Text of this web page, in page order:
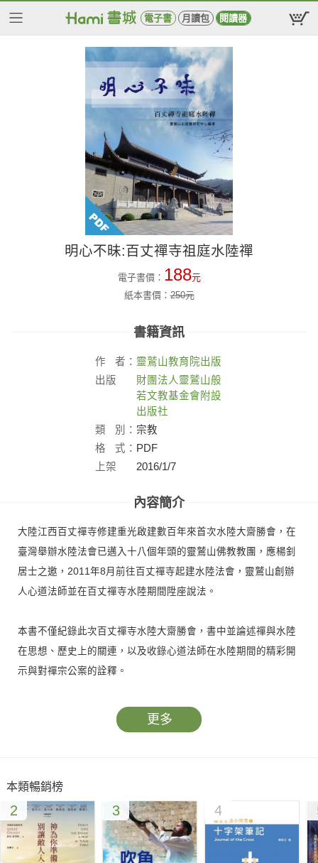
電子書 月讀包 閱讀器
明心不昧:百丈禪寺祖庭水陸禪
電子書價： 188元
紙本書價：250元
書籍資訊
作 者： 靈鷲山教育院出版
出版
財團法人靈鷲山般
若文教基金會附設
出版社
類
別： 宗教
格
式： PDF
上架
2016/1/7
內容簡介
大陸江西百丈禪寺修建重光啟建數百年來首次水陸大齋勝會，在
臺灣舉辦水陸法會已邁入十八個年頭的靈鷲山佛教教團，應楊釗
居士之邀，2011年8月前往百丈禪寺起建水陸法會，靈鷲山創辦
人心道法師並在百丈禪寺水陸期間陞座說法。
本書不僅紀錄此次百丈禪寺水陸大齋勝會，書中並論述禪與水陸
在思想、歷史上的關連，以及收錄心道法師在水陸期間的精彩開
示與對禪宗公案的詮釋。
更多
本類暢銷榜
2 3 4